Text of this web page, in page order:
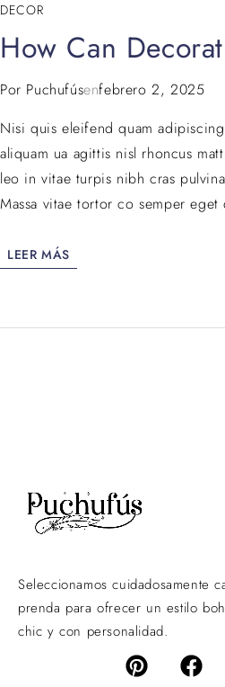
DECOR
How Can
Por Puchufúsenfebrero 2, 2025
Nisi quis eleifend quam
aliquam ua agittis nisl rhoncus
leo in vitae turpis nibh cras
Massa vitae tortor co semper
LEER MÁS
Seleccionamos cuidadosamente
prenda para ofrecer un estilo
chic y con personalidad.